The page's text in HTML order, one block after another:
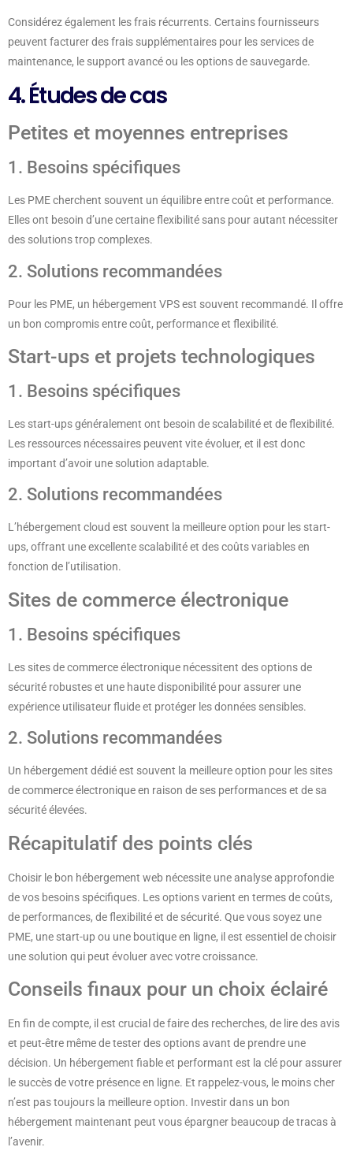
Considérez également les frais récurrents. Certains fournisseurs
peuvent facturer des frais supplémentaires pour les services de
maintenance, le support avancé ou les options de sauvegarde.
4. Études de cas
Petites et moyennes entreprises
1. Besoins spécifiques
Les PME cherchent souvent un équilibre entre coût et performance.
Elles ont besoin d’une certaine flexibilité sans pour autant nécessiter
des solutions trop complexes.
2. Solutions recommandées
Pour les PME, un hébergement VPS est souvent recommandé. Il offre
un bon compromis entre coût, performance et flexibilité.
Start-ups et projets technologiques
1. Besoins spécifiques
Les start-ups généralement ont besoin de scalabilité et de flexibilité.
Les ressources nécessaires peuvent vite évoluer, et il est donc
important d’avoir une solution adaptable.
2. Solutions recommandées
L’hébergement cloud est souvent la meilleure option pour les start-
ups, offrant une excellente scalabilité et des coûts variables en
fonction de l’utilisation.
Sites de commerce électronique
1. Besoins spécifiques
Les sites de commerce électronique nécessitent des options de
sécurité robustes et une haute disponibilité pour assurer une
expérience utilisateur fluide et protéger les données sensibles.
2. Solutions recommandées
Un hébergement dédié est souvent la meilleure option pour les sites
de commerce électronique en raison de ses performances et de sa
sécurité élevées.
Récapitulatif des points clés
Choisir le bon hébergement web nécessite une analyse approfondie
de vos besoins spécifiques. Les options varient en termes de coûts,
de performances, de flexibilité et de sécurité. Que vous soyez une
PME, une start-up ou une boutique en ligne, il est essentiel de choisir
une solution qui peut évoluer avec votre croissance.
Conseils finaux pour un choix éclairé
En fin de compte, il est crucial de faire des recherches, de lire des avis
et peut-être même de tester des options avant de prendre une
décision. Un hébergement fiable et performant est la clé pour assurer
le succès de votre présence en ligne. Et rappelez-vous, le moins cher
n’est pas toujours la meilleure option. Investir dans un bon
hébergement maintenant peut vous épargner beaucoup de tracas à
l’avenir.